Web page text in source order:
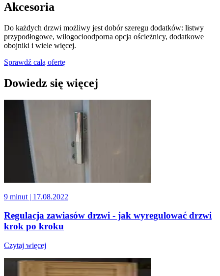
Akcesoria
Do każdych drzwi możliwy jest dobór szeregu dodatków: listwy
przypodłogowe, wilogocioodporna opcja ościeżnicy, dodatkowe
obojniki i wiele więcej.
Sprawdź całą ofertę
Dowiedz się więcej
9 minut | 17.08.2022
Regulacja zawiasów drzwi - jak wyregulować drzwi
krok po kroku
Czytaj więcej